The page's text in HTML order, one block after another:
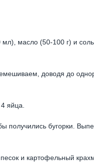
масло (50-100 г) и
доводя до
яйца.
получились бугорки.
и картофельный